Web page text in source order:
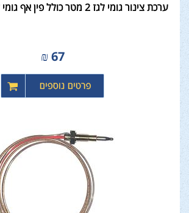
ערכת צינור גומי לגז 2 מטר כולל פין אף גומי לברז ניתוק מהיר
67
₪